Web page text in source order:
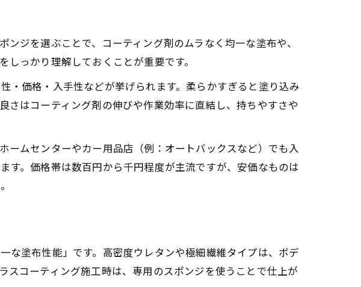
注意点と工夫
の選択ポイント
を美しく仕上げる方法
スポンジの使い方
ジ活用法
しい施行テクニック
加減と持ち方
び方
の使い道と注意点
ットと課題
ジを選ぶことで、コーティング剤のムラなく均一な塗布や、
っかり理解しておくことが重要です。
・価格・入手性などが挙げられます。柔らかすぎると塗り込み
はコーティング剤の伸びや作業効率に直結し、持ちやすさや
ームセンターやカー用品店（例：オートバックスなど）でも入
す。価格帯は数百円から千円程度が主流ですが、安価なものは
な塗布性能」です。高密度ウレタンや極細繊維タイプは、ボデ
コーティング施工時は、専用のスポンジを使うことで仕上が